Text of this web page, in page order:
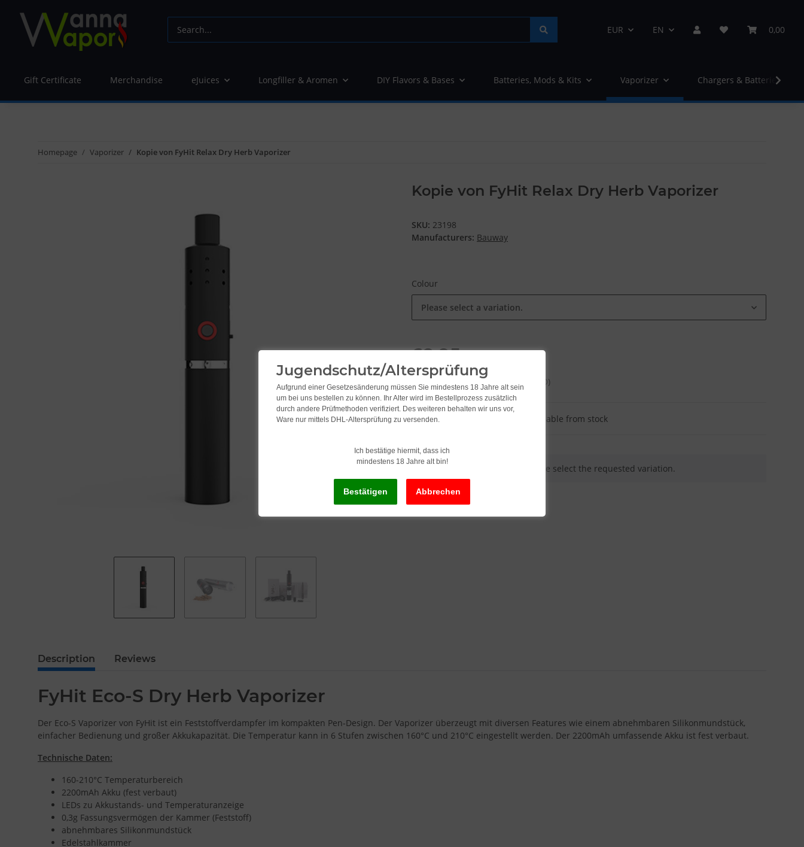
EUR EN 0,00
Gift Certificate Merchandise eJuices Longfiller & Aromen DIY Flavors & Bases Batteries, Mods & Kits Vaporizer Chargers & Batteries
Homepage Vaporizer Kopie von FyHit Relax Dry Herb Vaporizer
Kopie von FyHit Relax Dry Herb Vaporizer
SKU: 23198
Manufacturers: Bauway
Colour
Please select a variation.
69,95
incl. 19% VAT ,Free shipping (CBD)
Delivery status: Immediately available from stock
This item has variations. Please select the requested variation.
Description Reviews
FyHit Eco-S Dry Herb Vaporizer
Der Eco-S Vaporizer von FyHit ist ein Feststoffverdampfer im kompakten Pen-Design. Der Vaporizer überzeugt mit diversen Features wie einem abnehmbaren Silikonmundstück,
einfacher Bedienung und großer Akkukapazität. Die Temperatur kann in 6 Stufen zwischen 160°C und 210°C eingestellt werden. Der 2200mAh umfassende Akku ist fest verbaut.
Technische Daten:
160-210°C Temperaturbereich
2200mAh Akku (fest verbaut)
LEDs zu Akkustands- und Temperaturanzeige
0,3g Fassungsvermögen der Kammer (Feststoff)
abnehmbares Silikonmundstück
Edelstahlkammer
Jugendschutz/Altersprüfung
Aufgrund einer Gesetzesänderung müssen Sie mindestens 18 Jahre alt sein
um bei uns bestellen zu können. Ihr Alter wird im Bestellprozess zusätzlich
durch andere Prüfmethoden verifiziert. Des weiteren behalten wir uns vor,
Ware nur mittels DHL-Altersprüfung zu versenden.
Ich bestätige hiermit, dass ich
mindestens 18 Jahre alt bin!